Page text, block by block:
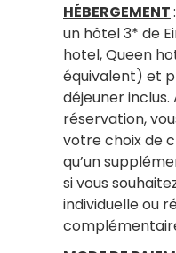
HÉBERGEMENT
un hôtel 3* de
hotel, Queen
équivalent) et
déjeuner
réservation,
votre choix de
qu’un
si vous
individuelle ou